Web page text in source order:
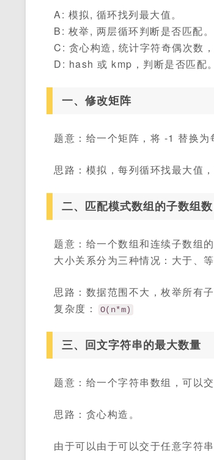
A: 模拟, 循环找列最大值。
B: 枚举, 两层循环判断是否匹配。
C: 贪心构造, 统计字符奇偶次数
D: hash 或 kmp，判断是否匹配。
一、修改矩阵
题意：给一个矩阵，将 -1 替换为
思路：模拟，每列循环找最大值
二、匹配模式数组的子数组
题意：给一个数组和连续子数组
大小关系分为三种情况：大于、等
思路：数据范围不大，枚举所有
复杂度：
O(n*m)
三、回文字符串的最大数量
题意：给一个字符串数组，可以
思路：贪心构造。
由于可以由于可以交于任意字符